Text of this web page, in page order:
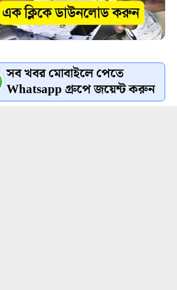
সব খবর মোবাইলে পেতে
Whatsapp গ্রুপে জয়েন্ট করুন